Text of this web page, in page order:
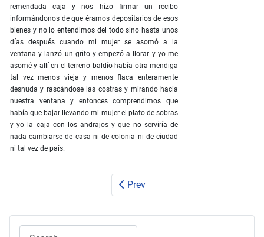
remendada caja y nos hizo firmar un recibo
informándonos de que éramos depositarios de esos
bienes y no lo entendimos del todo sino hasta unos
días después cuando mi mujer se asomó a la
ventana y lanzó un grito y empezó a llorar y yo me
asomé y allí en el terreno baldío había otra mendiga
tal vez menos vieja y menos flaca enteramente
desnuda y rascándose las costras y mirando hacia
nuestra ventana y entonces comprendimos que
había que bajar llevando mi mujer el plato de sobras
y yo la caja con los andrajos y que no serviría de
nada cambiarse de casa ni de colonia ni de ciudad
ni tal vez de país.
Prev